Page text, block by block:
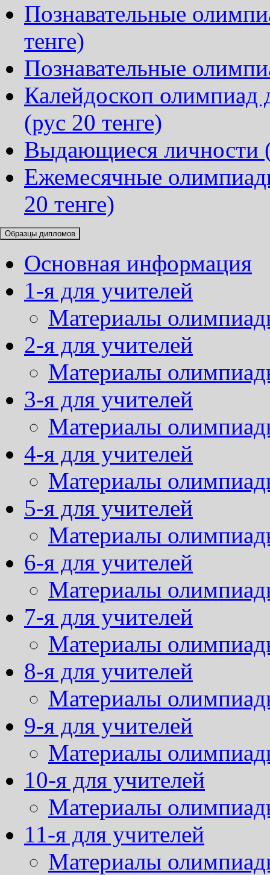
Познавательные
тенге)
Познавательные
Калейдоскоп олимпиад
(рус 20 тенге)
Выдающиеся личности
Ежемесячные
20 тенге)
Образцы дипломов
Основная информация
1-я для учителей
Материалы
2-я для учителей
Материалы
3-я для учителей
Материалы
4-я для учителей
Материалы
5-я для учителей
Материалы
6-я для учителей
Материалы
7-я для учителей
Материалы
8-я для учителей
Материалы
9-я для учителей
Материалы
10-я для учителей
Материалы
11-я для учителей
Материалы